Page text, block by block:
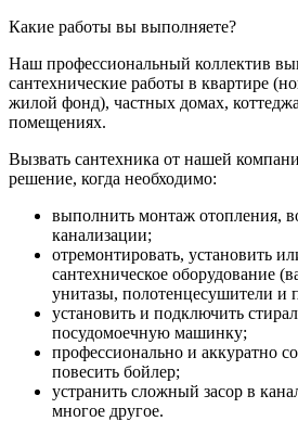
Какие работы вы выполняете?
Наш профессиональный коллектив
сантехнические работы в квартире
жилой фонд), частных домах,
помещениях.
Вызвать сантехника от нашей
решение, когда необходимо:
выполнить монтаж отопления,
канализации;
отремонтировать, установить
сантехническое оборудование
унитазы, полотенцесушители и
установить и подключить
посудомоечную машинку;
профессионально и аккуратно
повесить бойлер;
устранить сложный засор в
многое другое.